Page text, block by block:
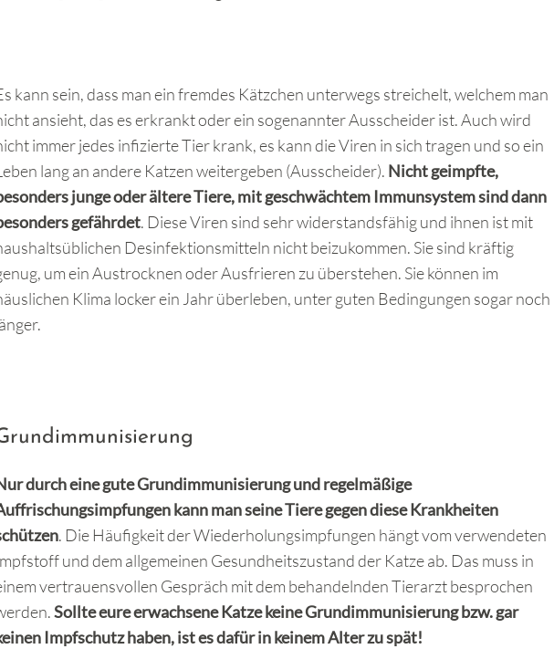
kann sein, dass man ein fremdes Kätzchen unterwegs streichelt, welchem man
ansieht, das es erkrankt oder ein sogenannter Ausscheider ist. Auch wird
immer jedes infizierte Tier krank, es kann die Viren in sich tragen und so ein
lang an andere Katzen weitergeben (Ausscheider). Nicht geimpfte,
junge oder ältere Tiere, mit geschwächtem Immunsystem sind dann
gefährdet. Diese Viren sind sehr widerstandsfähig und ihnen ist mit
Desinfektionsmitteln nicht beizukommen. Sie sind kräftig
um ein Austrocknen oder Ausfrieren zu überstehen. Sie können im
Klima locker ein Jahr überleben, unter guten Bedingungen sogar noch
durch eine gute Grundimmunisierung und regelmäßige
kann man seine Tiere gegen diese Krankheiten
. Die Häufigkeit der Wiederholungsimpfungen hängt vom verwendeten
und dem allgemeinen Gesundheitszustand der Katze ab. Das muss in
vertrauensvollen Gespräch mit dem behandelnden Tierarzt besprochen
Sollte eure erwachsene Katze keine Grundimmunisierung bzw. gar
Impfschutz haben, ist es dafür in keinem Alter zu spät!